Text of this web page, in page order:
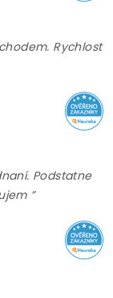
Rychlost
Podstatne
”